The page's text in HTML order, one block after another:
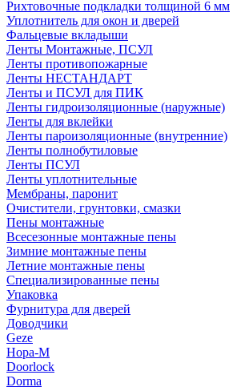
Рихтовочные подкладки толщиной 6 мм
Уплотнитель для окон и дверей
Фальцевые вкладыши
Ленты Монтажные, ПСУЛ
Ленты противопожарные
Ленты НЕСТАНДАРТ
Ленты и ПСУЛ для ПИК
Ленты гидроизоляционные (наружные)
Ленты для вклейки
Ленты пароизоляционные (внутренние)
Ленты полнобутиловые
Ленты ПСУЛ
Ленты уплотнительные
Мембраны, паронит
Очистители, грунтовки, смазки
Пены монтажные
Всесезонные монтажные пены
Зимние монтажные пены
Летние монтажные пены
Специализированные пены
Упаковка
Фурнитура для дверей
Доводчики
Geze
Нора-М
Doorlock
Dorma